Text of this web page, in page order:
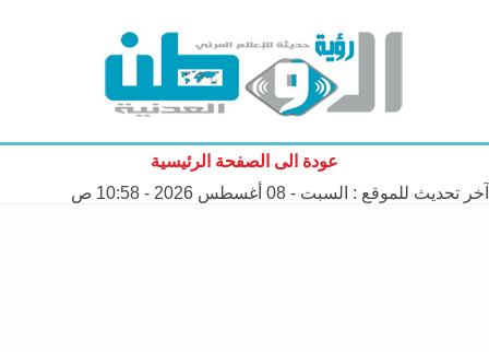
عودة الى الصفحة الرئيسية
آخر تحديث للموقع : السبت - 08 أغسطس 2026 - 10:58 ص